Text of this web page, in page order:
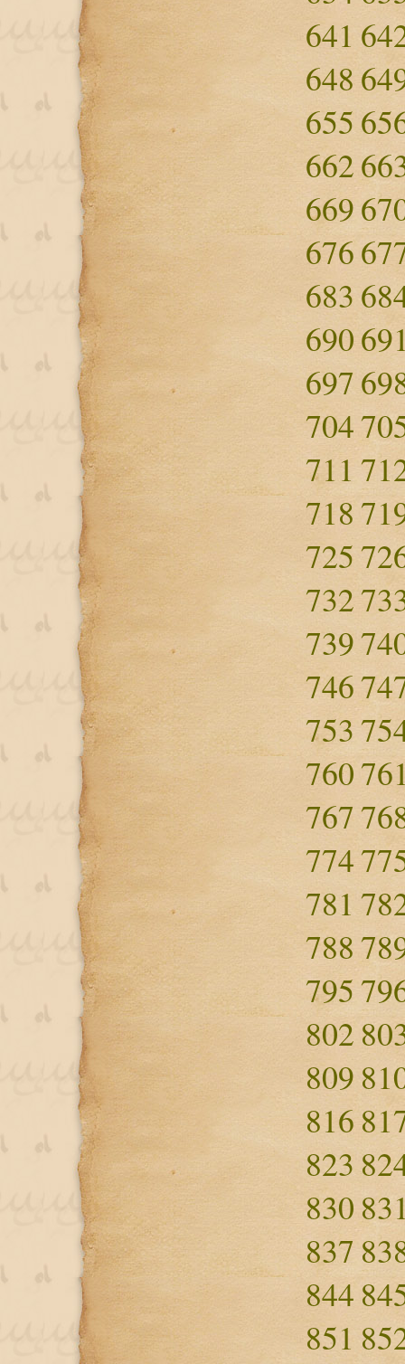
641
648
655
662
669
676
683
690
697
704
711
718
725
732
739
746
753
760
767
774
781
788
795
802
809
816
823
830
837
844
851